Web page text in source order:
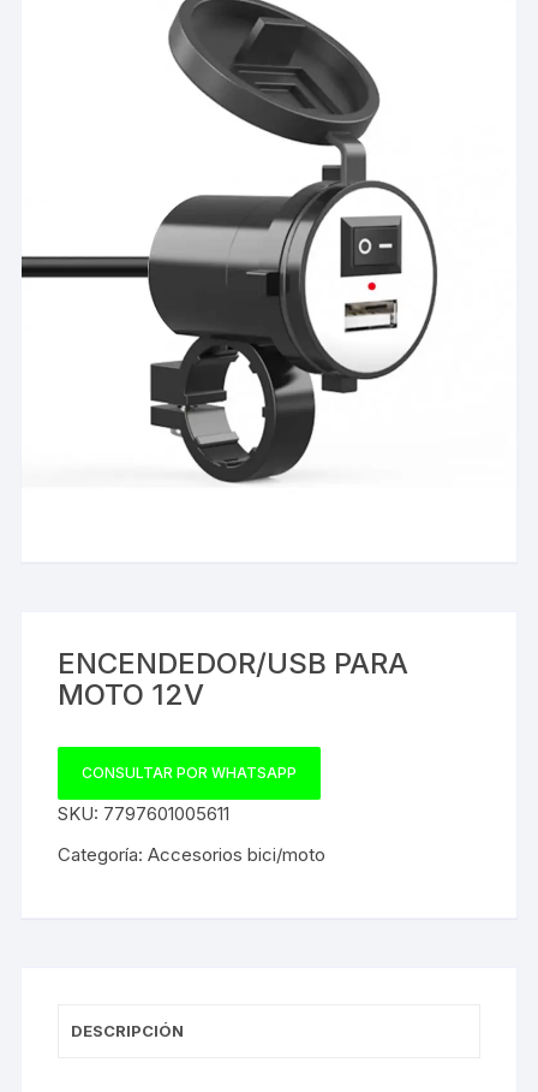
ENCENDEDOR/USB PARA
MOTO 12V
CONSULTAR POR WHATSAPP
SKU: 7797601005611
Categoría:Accesorios bici/moto
DESCRIPCIÓN